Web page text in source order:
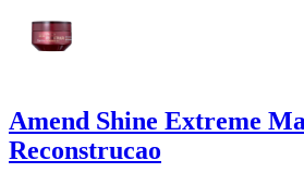
Amend Shine Extreme
Reconstrucao